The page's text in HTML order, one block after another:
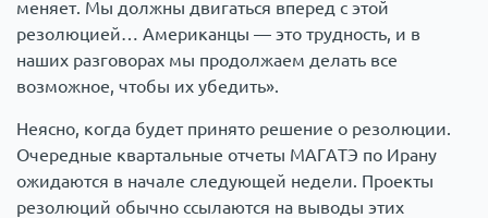
меняет. Мы должны двигаться вперед с этой
резолюцией… Американцы — это трудность, и в
наших разговорах мы продолжаем делать все
возможное, чтобы их убедить».
Неясно, когда будет принято решение о резолюции.
Очередные квартальные отчеты МАГАТЭ по Ирану
ожидаются в начале следующей недели. Проекты
резолюций обычно ссылаются на выводы этих